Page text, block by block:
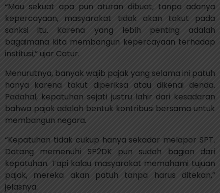
“Mau sekuat apa pun aturan dibuat, tanpa adanya
kepercayaan, masyarakat tidak akan takut pada
sanksi itu. Karena yang lebih penting adalah
bagaimana kita membangun kepercayaan terhadap
institusi,” ujar Catur.
Menurutnya, banyak wajib pajak yang selama ini patuh
hanya karena takut diperiksa atau dikenai denda.
Padahal, kepatuhan sejati justru lahir dari kesadaran
bahwa pajak adalah bentuk kontribusi bersama untuk
membangun negara.
“Kepatuhan tidak cukup hanya sekadar melapor SPT.
Datang memenuhi SP2DK pun sudah bagian dari
kepatuhan. Tapi kalau masyarakat memahami tujuan
pajak, mereka akan patuh tanpa harus ditekan,”
jelasnya.